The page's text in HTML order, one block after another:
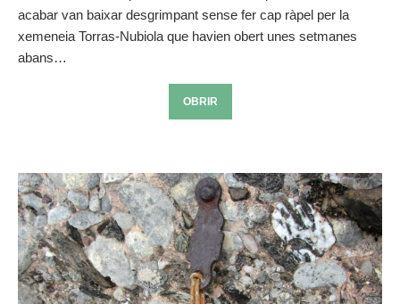
acabar van baixar desgrimpant sense fer cap ràpel per la
xemeneia Torras-Nubiola que havien obert unes setmanes
abans…
OBRIR